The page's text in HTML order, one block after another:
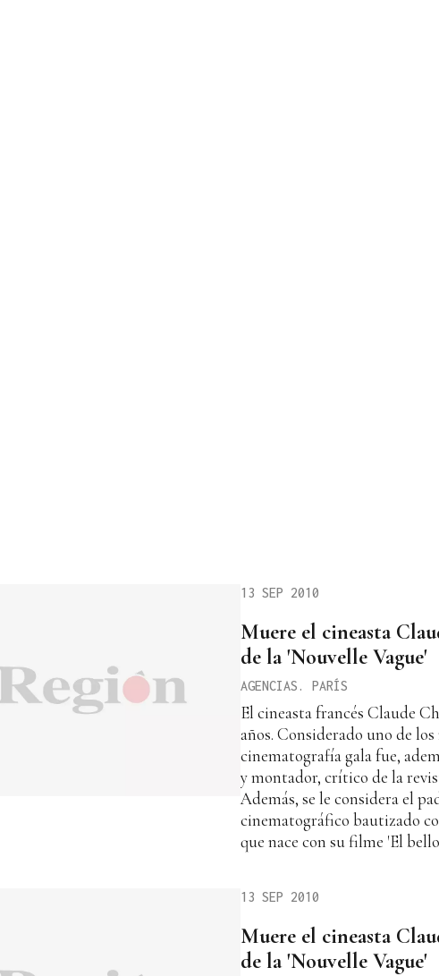
13 SEP 2010
Muere el cineasta
de la 'Nouvelle Vague'
AGENCIAS. PARÍS
El cineasta francés Claude
años. Considerado uno de
cinematografía gala fue,
y montador, crítico de la
Además, se le considera el
cinematográfico bautizado
que nace con su filme 'El
13 SEP 2010
Muere el cineasta
de la 'Nouvelle Vague'